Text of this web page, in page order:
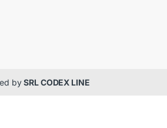
bySRL CODEX LINE